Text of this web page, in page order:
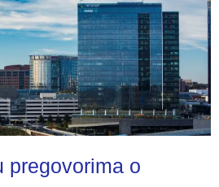
pregovorima o